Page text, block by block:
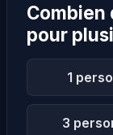
Combien
pour
1
3